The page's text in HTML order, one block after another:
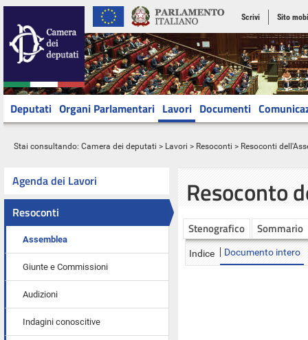
Scrivi Sito
Deputati Organi Parlamentari Lavori Documenti
Stai consultando: Camera dei deputati > Lavori > Resoconti > Resoconti
Agenda dei Lavori
Resoconti
Assemblea
Giunte e Commissioni
Audizioni
Indagini conoscitive
Resoconto
Stenografico Sommario
Indice Documento intero